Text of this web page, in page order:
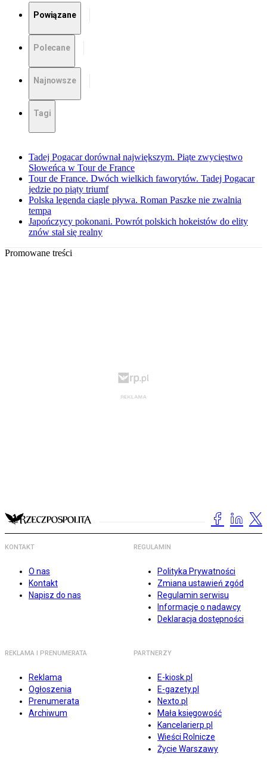
Powiązane
Polecane
Najnowsze
Tagi
Tadej Pogacar dorównał największym. Piąte zwycięstwo
Słoweńca w Tour de France
Tour de France. Dwóch wielkich faworytów. Tadej Pogacar
jedzie po piąty triumf
Polska legenda ciągle pływa. Roman Paszke nie zwalnia
tempa
Japończycy pokonani. Powrót polskich hokeistów do elity
znów stał się realny
Promowane treści
KONTAKT
O nas
Kontakt
Napisz do nas
REGULAMIN
Polityka Prywatności
Zmiana ustawień zgód
Regulamin serwisu
Informacje o nadawcy
Deklaracja dostępności
REKLAMA I PRENUMERATA
Reklama
Ogłoszenia
Prenumerata
Archiwum
PARTNERZY
E-kiosk.pl
E-gazety.pl
Nexto.pl
Mała księgowość
Kancelarierp.pl
Wieści Rolnicze
Życie Warszawy